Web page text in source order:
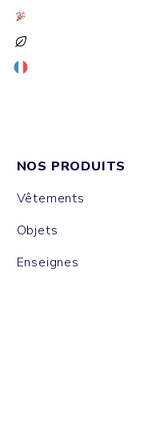
NOS PRODUITS
Vêtements
Objets
Enseignes